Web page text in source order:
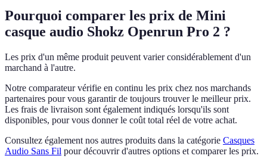
Pourquoi comparer les prix de Mini
casque audio Shokz Openrun Pro 2 ?
Les prix d'un même produit peuvent varier considérablement d'un
marchand à l'autre.
Notre comparateur vérifie en continu les prix chez nos marchands
partenaires pour vous garantir de toujours trouver le meilleur prix.
Les frais de livraison sont également indiqués lorsqu'ils sont
disponibles, pour vous donner le coût total réel de votre achat.
Consultez également nos autres produits dans la catégorie Casques
Audio Sans Fil pour découvrir d'autres options et comparer les prix.